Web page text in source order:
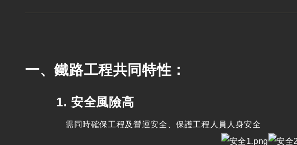
一、鐵路工程共同特性：
1. 安全風險高
需同時確保工程及營運安全、保護工程人員人身安全